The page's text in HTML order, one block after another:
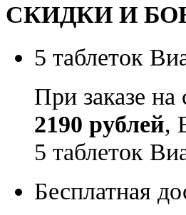
СКИДКИ И
5 таблеток
При заказе
2190 рублей,
5 таблеток
Бесплатная